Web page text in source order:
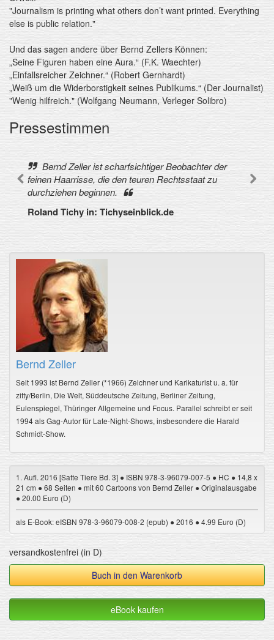
"Journalism is printing what others don’t want printed. Everything
else is public relation."
Und das sagen andere über Bernd Zellers Können:
„Seine Figuren haben eine Aura.“ (F.K. Waechter)
„Einfallsreicher Zeichner.“ (Robert Gernhardt)
„Weiß um die Widerborstigkeit seines Publikums.“ (Der Journalist)
"Wenig hilfreich." (Wolfgang Neumann, Verleger Solibro)
Pressestimmen
Bernd Zeller ist scharfsichtiger Beobachter der
feinen Haarrisse, die den teuren Rechtsstaat zu
durchziehen beginnen.
Roland Tichy in: Tichyseinblick.de
Bernd Zeller
Seit 1993 ist Bernd Zeller (*1966) Zeichner und Karikaturist u. a. für
zitty/Berlin, Die Welt, Süddeutsche Zeitung, Berliner Zeitung,
Eulenspiegel, Thüringer Allgemeine und Focus. Parallel schreibt er seit
1994 als Gag-Autor für Late-Night-Shows, insbesondere die Harald
Schmidt-Show.
1. Aufl. 2016 [Satte Tiere Bd. 3] ● ISBN 978-3-96079-007-5 ● HC ● 14,8 x
21 cm ● 68 Seiten ● mit 60 Cartoons von Bernd Zeller ● Originalausgabe
● 20.00 Euro (D)
als E-Book: eISBN 978-3-96079-008-2 (epub) ● 2016 ● 4.99 Euro (D)
versandkostenfrei (in D)
Buch in den Warenkorb
eBook kaufen